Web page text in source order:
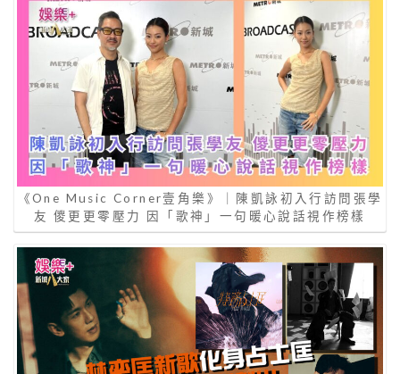
《One Music Corner壹角樂》｜陳凱詠初入行訪問張學
友 儍更更零壓力 因「歌神」一句暖心說話視作榜樣